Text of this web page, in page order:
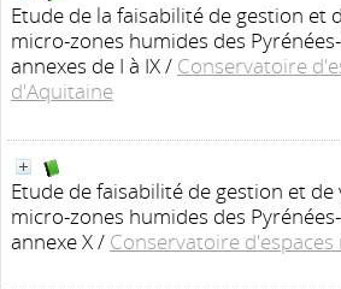
Etude de la faisabilité de gestion et
micro-zones humides des
annexes de I à IX/ Conservatoire
d'Aquitaine
Etude de faisabilité de gestion et
micro-zones humides des
annexe X/ Conservatoire